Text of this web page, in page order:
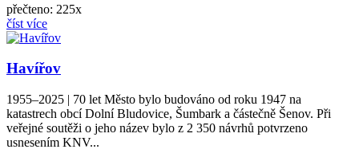
přečteno: 225x
číst více
Havířov
1955–2025 | 70 let Město bylo budováno od roku 1947 na
katastrech obcí Dolní Bludovice, Šumbark a částečně Šenov. Při
veřejné soutěži o jeho název bylo z 2 350 návrhů potvrzeno
usnesením KNV...